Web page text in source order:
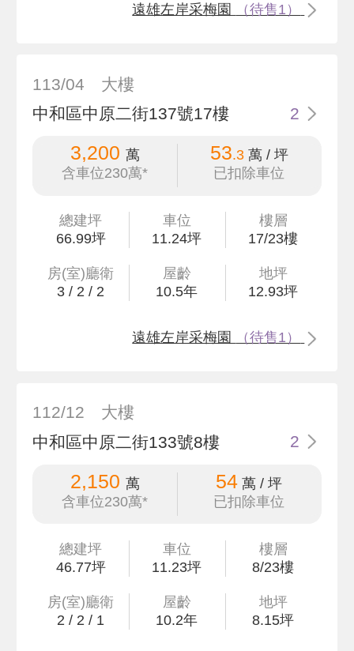
遠雄左岸采梅園 （待售1）
113/04
大樓
中和區中原二街137號17樓
2
3,200 萬
含車位230萬*
53.3萬 / 坪
已扣除車位
總建坪
66.99坪
車位
11.24坪
樓層
17/23樓
房(室)廳衛
3 / 2 / 2
屋齡
10.5年
地坪
12.93坪
遠雄左岸采梅園 （待售1）
112/12
大樓
中和區中原二街133號8樓
2
2,150 萬
含車位230萬*
54 萬 / 坪
已扣除車位
總建坪
46.77坪
車位
11.23坪
樓層
8/23樓
房(室)廳衛
2 / 2 / 1
屋齡
10.2年
地坪
8.15坪